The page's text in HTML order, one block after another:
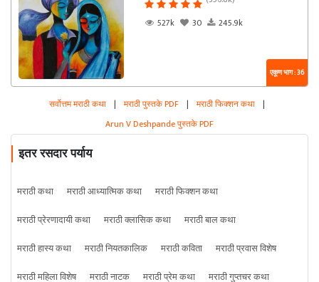
527k
30 245.9k
एकूण भाग : 36
सर्वोत्तम मराठी कथा | मराठी पुस्तके PDF | मराठी फिक्शन कथा |
Arun V Deshpande पुस्तके PDF
इतर रसदार पर्याय
मराठी कथा मराठी आध्यात्मिक कथा
मराठी फिक्शन कथा
मराठी प्रेरणादायी कथा
मराठी क्लासिक कथा
मराठी बाल कथा
मराठी हास्य कथा
मराठी नियतकालिक मराठी कविता
मराठी प्रवास विशेष
मराठी महिला विशेष
मराठी नाटक मराठी प्रेम कथा मराठी गुप्तचर कथा